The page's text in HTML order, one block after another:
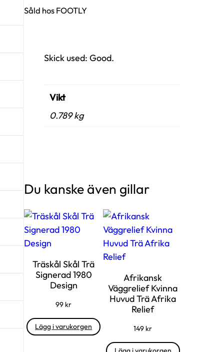
Såld hos FOOTLY
Skick used: Good.
Vikt
0.789 kg
Du kanske även gillar
Träskål Skål Trä
Signerad 1980
Design
99 kr
Lägg i varukorgen
Afrikansk
Väggrelief Kvinna
Huvud Trä Afrika
Relief
149 kr